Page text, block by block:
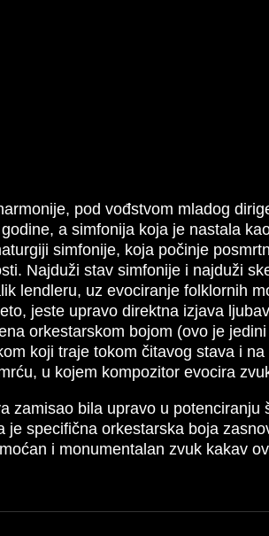
pod vođstvom mladog
a simfonija koja je nastala
simfonije, koja počinje
Najduži stav simfonije i najduži
lendleru, uz evociranje folklornih
jeste upravo direktna izjava
orkestarskom bojom (ovo je
koji traje tokom čitavog stava i
u kojem kompozitor evocira
zamisao bila upravo u
je specifična orkestarska boja
i monumentalan zvuk kakav